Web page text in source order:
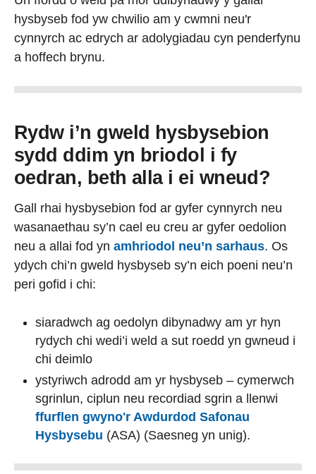
hysbyseb fod yw chwilio am y cwmni neu'r
cynnyrch ac edrych ar adolygiadau cyn penderfynu
a hoffech brynu.
Rydw i’n gweld hysbysebion
sydd ddim yn briodol i fy
oedran, beth alla i ei wneud?
Gall rhai hysbysebion fod ar gyfer cynnyrch neu
wasanaethau sy’n cael eu creu ar gyfer oedolion
neu a allai fod yn amhriodol neu’n sarhaus. Os
ydych chi’n gweld hysbyseb sy’n eich poeni neu’n
peri gofid i chi:
siaradwch ag oedolyn dibynadwy am yr hyn
rydych chi wedi’i weld a sut roedd yn gwneud i
chi deimlo
ystyriwch adrodd am yr hysbyseb – cymerwch
sgrinlun, ciplun neu recordiad sgrin a llenwi
ffurflen gwyno'r Awdurdod Safonau
Hysbysebu (ASA) (Saesneg yn unig).